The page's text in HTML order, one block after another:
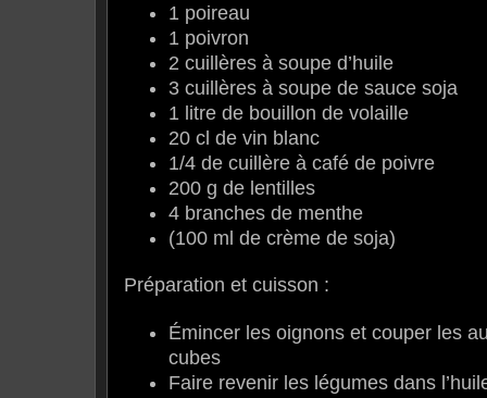
1 poireau
1 poivron
2 cuillères à soupe d’huile
3 cuillères à soupe de sauce soja
1 litre de bouillon de volaille
20 cl de vin blanc
1/4 de cuillère à café de poivre
200 g de lentilles
4 branches de menthe
(100 ml de crème de soja)
Préparation et cuisson :
Émincer les oignons et couper les
cubes
Faire revenir les légumes dans